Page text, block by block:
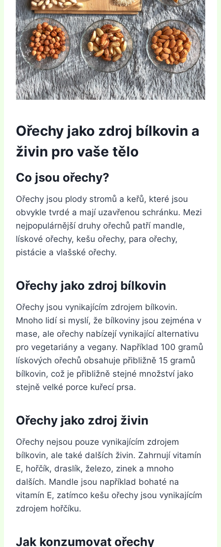
Ořechy jako zdroj bílkovin a
živin pro vaše tělo
Co jsou ořechy?
Ořechy jsou plody stromů a keřů, které jsou
obvykle tvrdé a mají uzavřenou schránku. Mezi
nejpopulárnější druhy ořechů patří mandle,
lískové ořechy, kešu ořechy, para ořechy,
pistácie a vlašské ořechy.
Ořechy jako zdroj bílkovin
Ořechy jsou vynikajícím zdrojem bílkovin.
Mnoho lidí si myslí, že bílkoviny jsou zejména v
mase, ale ořechy nabízejí vynikající alternativu
pro vegetariány a vegany. Například 100 gramů
lískových ořechů obsahuje přibližně 15 gramů
bílkovin, což je přibližně stejné množství jako
stejně velké porce kuřecí prsa.
Ořechy jako zdroj živin
Ořechy nejsou pouze vynikajícím zdrojem
bílkovin, ale také dalších živin. Zahrnují vitamín
E, hořčík, draslík, železo, zinek a mnoho
dalších. Mandle jsou například bohaté na
vitamín E, zatímco kešu ořechy jsou vynikajícím
zdrojem hořčíku.
Jak konzumovat ořechy